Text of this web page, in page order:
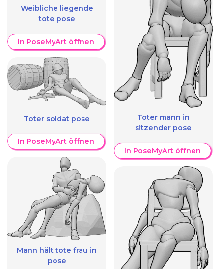
Weibliche liegende
tote pose
In PoseMyArt öffnen
Toter soldat pose
In PoseMyArt öffnen
Mann hält tote frau in
pose
Toter mann in
sitzender pose
In PoseMyArt öffnen